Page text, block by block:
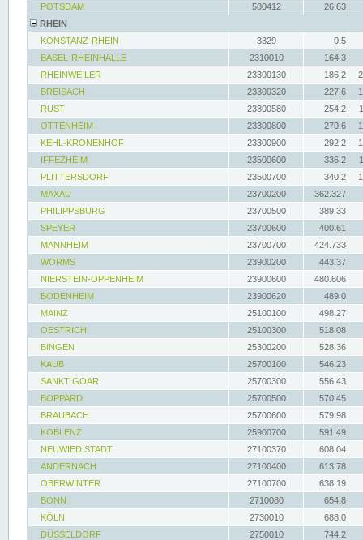
POTSDAM
580412
26.63
RHEIN
KONSTANZ-RHEIN
3329
0.5
BASEL-RHEINHALLE
2310010
164.3
RHEINWEILER
23300130 186.2
BREISACH
23300320 227.6
RUST
23300580 254.2
OTTENHEIM
23300800 270.6
KEHL-KRONENHOF
23300900 292.2
IFFEZHEIM
23500600 336.2
PLITTERSDORF
23500700 340.2
MAXAU
23700200
362.327
PHILIPPSBURG
23700500
389.33
SPEYER
23700600
400.61
MANNHEIM
23700700
424.733
WORMS
23900200
443.37
NIERSTEIN-OPPENHEIM
23900600
480.606
BODENHEIM
23900620
489.0
MAINZ
25100100
498.27
OESTRICH
25100300
518.08
BINGEN
25300200
528.36
KAUB
25700100
546.23
SANKT GOAR
25700300
556.43
BOPPARD
25700500
570.45
BRAUBACH
25700600
579.98
KOBLENZ
25900700
591.49
NEUWIED STADT
27100370
608.04
ANDERNACH
27100400
613.78
OBERWINTER
27100700
638.19
BONN
2710080
654.8
KÖLN
2730010
688.0
DÜSSELDORF
2750010
744.2